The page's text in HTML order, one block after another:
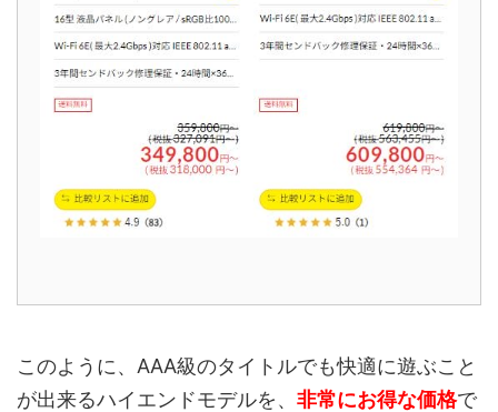
このように、AAA級のタイトルでも快適に遊ぶこと
が出来るハイエンドモデルを、 非常にお得な価格で